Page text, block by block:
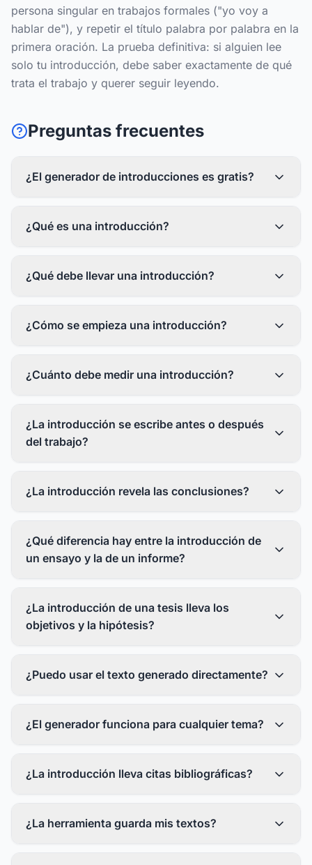
persona singular en trabajos formales ("yo voy a
hablar de"), y repetir el título palabra por palabra en la
primera oración. La prueba definitiva: si alguien lee
solo tu introducción, debe saber exactamente de qué
trata el trabajo y querer seguir leyendo.
Preguntas frecuentes
¿El generador de introducciones es gratis?
¿Qué es una introducción?
¿Qué debe llevar una introducción?
¿Cómo se empieza una introducción?
¿Cuánto debe medir una introducción?
¿La introducción se escribe antes o después
del trabajo?
¿La introducción revela las conclusiones?
¿Qué diferencia hay entre la introducción de
un ensayo y la de un informe?
¿La introducción de una tesis lleva los
objetivos y la hipótesis?
¿Puedo usar el texto generado directamente?
¿El generador funciona para cualquier tema?
¿La introducción lleva citas bibliográficas?
¿La herramienta guarda mis textos?